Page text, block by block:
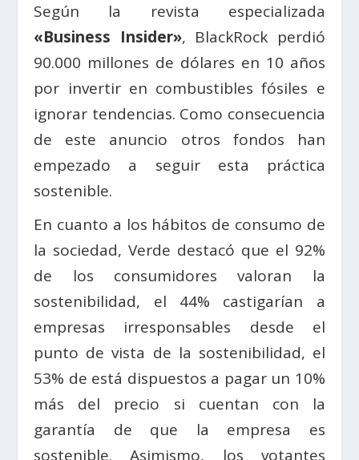
Según la revista especializada
«Business Insider», BlackRock perdió
90.000 millones de dólares en 10 años
por invertir en combustibles fósiles e
ignorar tendencias. Como consecuencia
de este anuncio otros fondos han
empezado a seguir esta práctica
sostenible.
En cuanto a los hábitos de consumo de
la sociedad, Verde destacó que el 92%
de los consumidores valoran la
sostenibilidad, el 44% castigarían a
empresas irresponsables desde el
punto de vista de la sostenibilidad, el
53% de está dispuestos a pagar un 10%
más del precio si cuentan con la
garantía de que la empresa es
sostenible. Asimismo, los votantes